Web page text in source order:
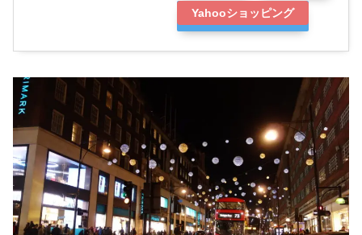
Yahooショッピング